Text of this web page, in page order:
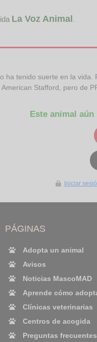
La Voz Animal .
ha tenido suerte en la
Stafford, pero de
Este animal
Iniciar
PÁGINAS
Adopta un animal
Avisos
Noticias MascoMAD
Aprende cómo
Clínicas veterinarias
Centros de acogida
Preguntas frecuentes